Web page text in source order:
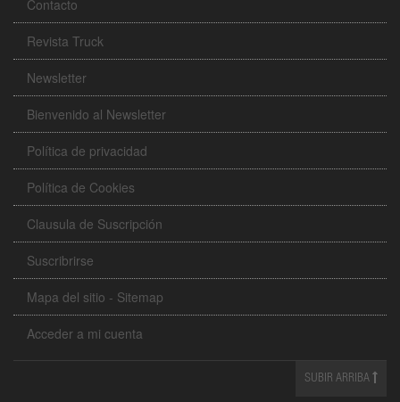
Contacto
Revista Truck
Newsletter
Bienvenido al Newsletter
Política de privacidad
Política de Cookies
Clausula de Suscripción
Suscribrirse
Mapa del sitio - Sitemap
Acceder a mi cuenta
SUBIR ARRIBA